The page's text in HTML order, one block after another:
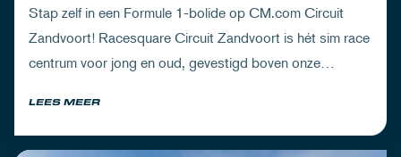
Stap zelf in een Formule 1-bolide op CM.com Circuit
Zandvoort! Racesquare Circuit Zandvoort is hét sim race
centrum voor jong en oud, gevestigd boven onze
LEES MEER